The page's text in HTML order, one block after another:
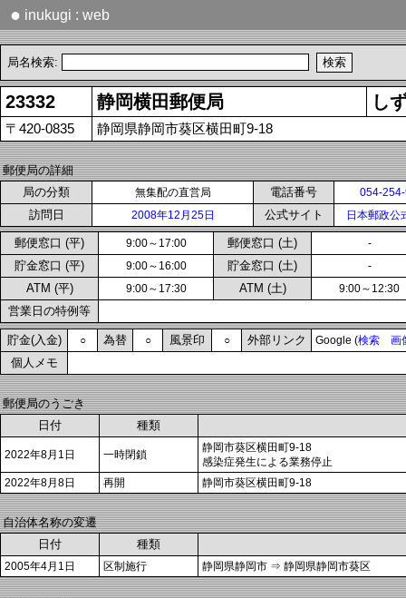
● inukugi : web
局名検索:
23332 静岡横田郵便局 し
〒420-0835 静岡県静岡市葵区横田町9-18
郵便局の詳細
局の分類
無集配の直営局 電話番号 054-
訪問日 2008年12月25日 公式サイト 日本郵政公
郵便窓口 (平) 9:00～17:00 郵便窓口 (土) -
貯金窓口 (平) 9:00～16:00 貯金窓口 (土) -
ATM (平) 9:00～17:30 ATM (土) 9:00～12:30
営業日の特例等
貯金(入金) ○ 為替 ○ 風景印 ○ 外部リンク Google (検索 画
個人メモ
郵便局のうごき
日付
種類
2022年8月1日 一時閉鎖
静岡市葵区横田町9-18
感染症発生による業務停止
2022年8月8日
再開 静岡市葵区横田町9-18
自治体名称の変遷
日付
種類
2005年4月1日 区制施行 静岡県静岡市 ⇒ 静岡県静岡市葵区